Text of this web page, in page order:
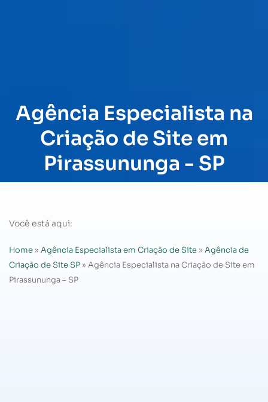
Agência Especialista na
Criação de Site em
Pirassununga - SP
Você está aqui:
Home » Agência Especialista em Criação de Site » Agência de
Criação de Site SP » Agência Especialista na Criação de Site em
Pirassununga – SP